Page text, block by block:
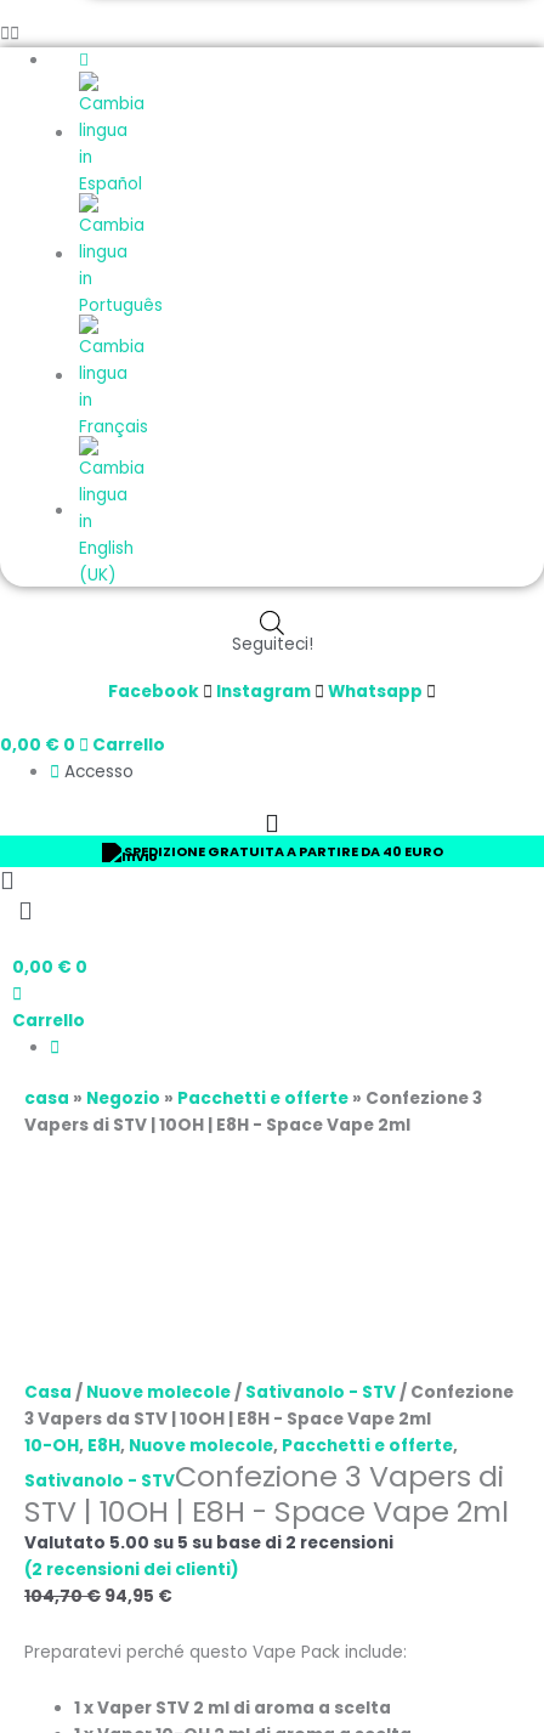
Seguiteci!
Facebook Instagram Whatsapp
0,00 € 0
Carrello
Accesso
SPEDIZIONE GRATUITA A PARTIRE DA 40 EURO
9/10 VALUTAZIONE
0,00 € 0
Carrello
casa » Negozio » Pacchetti e offerte » Confezione 3
Vapers di STV | 10OH | E8H - Space Vape 2ml
Casa / Nuove molecole/ Sativanolo - STV/ Confezione
3 Vapers da STV | 10OH | E8H - Space Vape 2ml
10-OH, E8H, Nuove molecole, Pacchetti e offerte,
Sativanolo - STVConfezione 3 Vapers di
STV | 10OH | E8H - Space Vape 2ml
Valutato 5.00 su 5 su base di 2 recensioni
(2 recensioni dei clienti)
104,70€ 94,95 €
Preparatevi perché questo Vape Pack include:
1 x Vaper STV 2 ml di aroma a scelta